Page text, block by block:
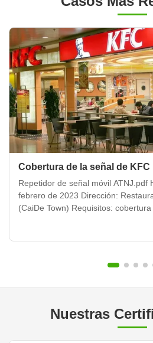
Cobertura de la señal de KFC
Repetidor de señal móvil ATNJ.pdf
febrero de 2023 Dirección:
(CaiDe Town) Requisitos:
Nuestras